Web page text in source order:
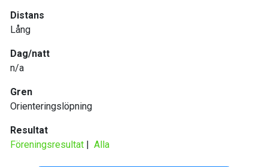
Distans
Lång
Dag/natt
n/a
Gren
Orienteringslöpning
Resultat
Föreningsresultat | Alla